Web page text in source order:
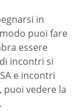
in
puoi fare
essere
incontri si
e incontri
puoi vedere la